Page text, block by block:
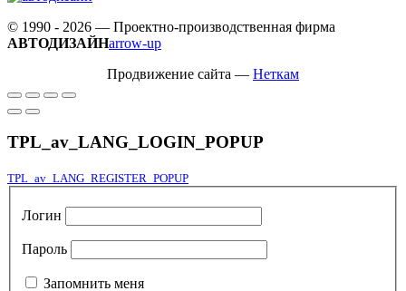
© 1990 - 2026 — Проектно-производственная фирма
АВТОДИЗАЙНarrow-up
Продвижение сайта — Неткам
TPL_av_LANG_LOGIN_POPUP
TPL_av_LANG_REGISTER_POPUP
Логин
Пароль
Запомнить меня